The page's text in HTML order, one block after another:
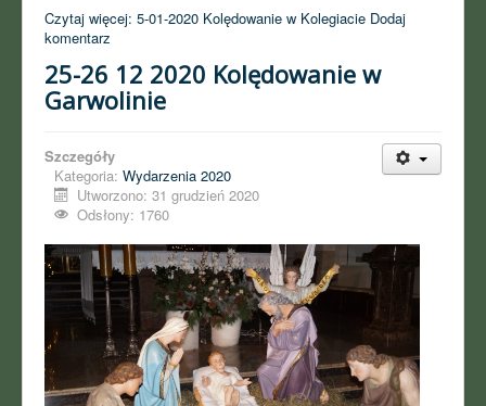
Czytaj więcej: 5-01-2020 Kolędowanie w Kolegiacie Dodaj
komentarz
25-26 12 2020 Kolędowanie w
Garwolinie
Szczegóły
Kategoria: Wydarzenia 2020
Utworzono: 31 grudzień 2020
Odsłony: 1760